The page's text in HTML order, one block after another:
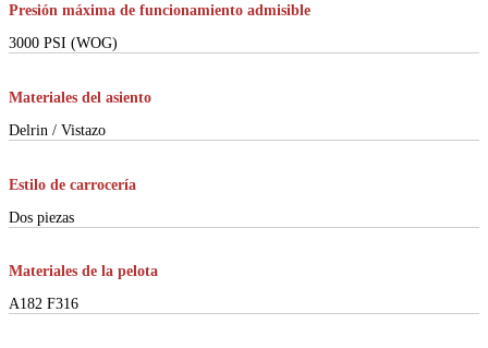
Presión máxima de funcionamiento admisible
3000 PSI (WOG)
Materiales del asiento
Delrin / Vistazo
Estilo de carrocería
Dos piezas
Materiales de la pelota
A182 F316